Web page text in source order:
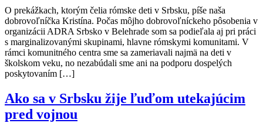
O prekážkach, ktorým čelia rómske deti v Srbsku, píše naša
dobrovoľníčka Kristína. Počas môjho dobrovoľníckeho pôsobenia v
organizácii ADRA Srbsko v Belehrade som sa podieľala aj pri práci
s marginalizovanými skupinami, hlavne rómskymi komunitami. V
rámci komunitného centra sme sa zameriavali najmä na deti v
školskom veku, no nezabúdali sme ani na podporu dospelých
poskytovaním […]
Ako sa v Srbsku žije ľuďom utekajúcim
pred vojnou